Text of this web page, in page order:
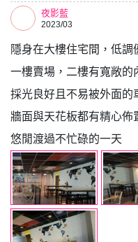
夜影藍
2023/03
隱身在大樓住宅間，低調
一樓賣場，二樓有寬敞的
採光良好且不易被外面的
牆面與天花板都有精心佈
悠閒渡過不忙碌的一天